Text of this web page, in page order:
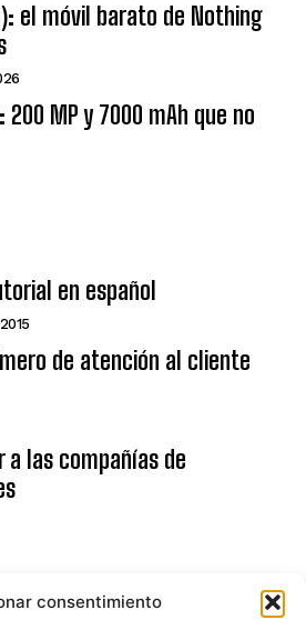
consentimiento
el móvil barato de Nothing
200 MP y 7000 mAh que no
en español
de atención al cliente
a las compañías de
DEL CANAL